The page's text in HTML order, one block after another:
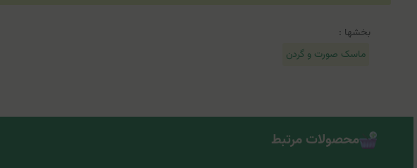
بخشها :
ماسک صورت و گردن
محصولات مرتبط